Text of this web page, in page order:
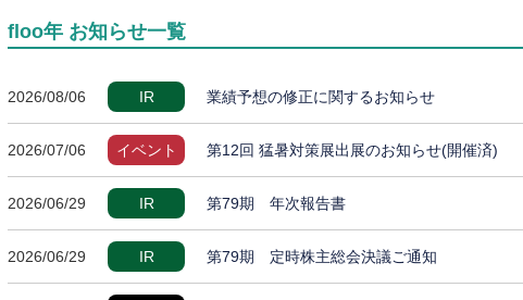
floo年 お知らせ一覧
2026/08/06 IR 業績予想の修正に関するお知らせ
2026/07/06 イベント 第12回 猛暑対策展出展のお知らせ(開催済)
2026/06/29 IR 第79期 年次報告書
2026/06/29 IR 第79期 定時株主総会決議ご通知